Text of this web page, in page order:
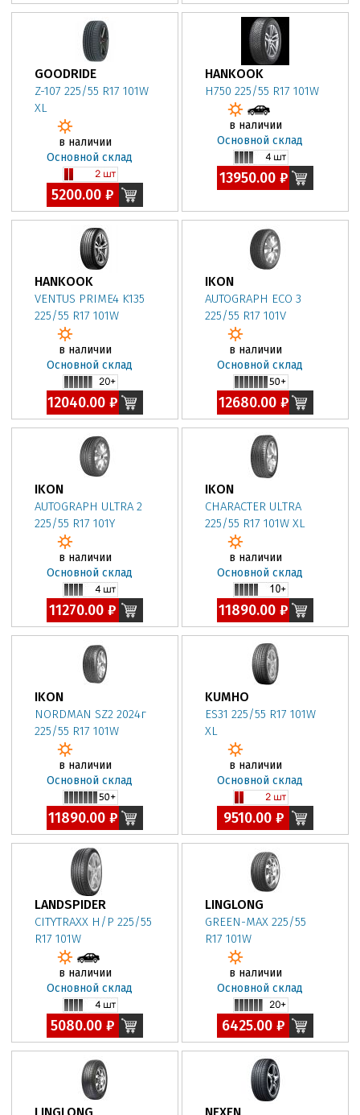
GOODRIDE
Z-107 225/55 R17 101W
XL
в наличии
Основной склад
5200.00 ₽
HANKOOK
H750 225/55 R17 101W
в наличии
Основной склад
13950.00 ₽
HANKOOK
VENTUS PRIME4 K135
225/55 R17 101W
в наличии
Основной склад
12040.00 ₽
IKON
AUTOGRAPH ECO 3
225/55 R17 101V
в наличии
Основной склад
12680.00 ₽
IKON
AUTOGRAPH ULTRA 2
225/55 R17 101Y
в наличии
Основной склад
11270.00 ₽
IKON
CHARACTER ULTRA
225/55 R17 101W XL
в наличии
Основной склад
11890.00 ₽
IKON
NORDMAN SZ2 2024г
225/55 R17 101W
в наличии
Основной склад
11890.00 ₽
KUMHO
ES31 225/55 R17 101W
XL
в наличии
Основной склад
9510.00 ₽
LANDSPIDER
CITYTRAXX H/P 225/55
R17 101W
в наличии
Основной склад
5080.00 ₽
LINGLONG
GREEN-MAX 225/55
R17 101W
в наличии
Основной склад
6425.00 ₽